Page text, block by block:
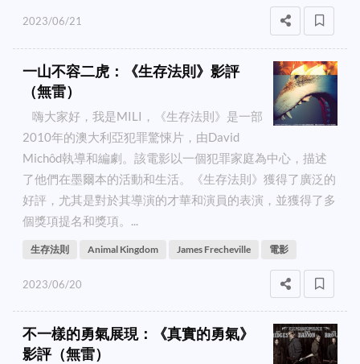
2023/06/21
一山不容二虎：《生存法則》影評
（無雷）
嗨大家好，我是MILI，《生存法則》是一部
2010年的澳大利亞犯罪驚悚片，由David
Michôd執導和編劇。該電影以一個犯罪家庭為中心，描述
了他們在墨爾本的活動和生活。《生存法則》獲得了廣泛的
好評，尤其是對於其導演的才華和演員的表演，並獲得了多
個獎項提名和獎項。...
生存法則 Animal Kingdom James Frecheville 電影
2023/06/20
不一樣的勇氣展現：《真實的勇氣》
影評（無雷）